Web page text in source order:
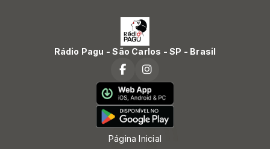
Rádio Pagu - São Carlos - SP - Brasil
Página Inicial